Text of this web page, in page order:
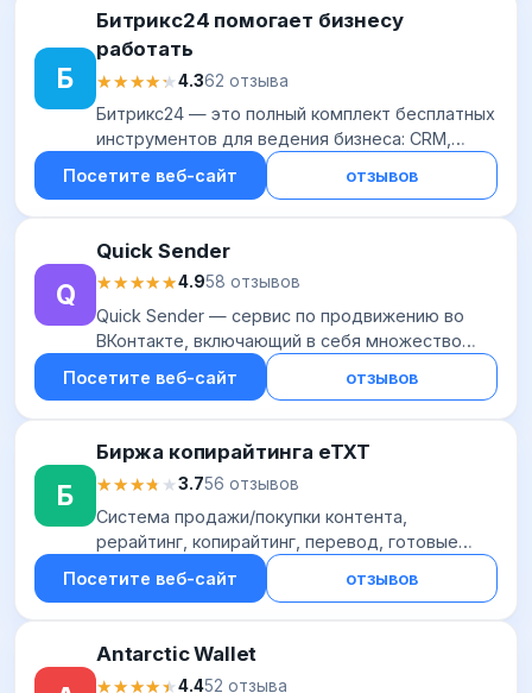
Б
Битрикс24 помогает бизнесу
работать
★★★★★
★★★★★4.362 отзыва
Битрикс24 — это полный комплект бесплатных
инструментов для ведения бизнеса: CRM,
конструктор сайтов и интернет-магазинов,
система управления проектами, контакт-
Посетите веб-сайт отзывов
Q
Quick Sender
★★★★★
★★★★★4.958 отзывов
Quick Sender — сервис по продвижению во
ВКонтакте, включающий в себя множество
эффективных инструментов. Вам необходимо
лишь однажды приобрести лицензию и вы
Посетите веб-сайт отзывов
Б
Биржа копирайтинга eTXT
★★★★★
★★★★★3.756 отзывов
Система продажи/покупки контента,
рерайтинг, копирайтинг, перевод, готовые
Посетите веб-сайт отзывов
Antarctic Wallet
★★★★★
★★★★★4.452 отзыва